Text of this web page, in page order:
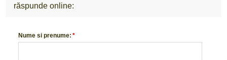
răspunde online:
Nume si prenume: *